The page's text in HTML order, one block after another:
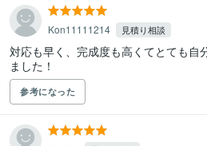
Kon11111214 見積り相談
対応も早く、完成度も高くてとても自
ました！
参考になった